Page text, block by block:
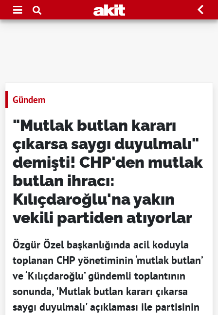
Gündem
"Mutlak butlan kararı
çıkarsa saygı duyulmalı"
demişti! CHP'den mutlak
butlan ihracı:
Kılıçdaroğlu'na yakın
vekili partiden atıyorlar
Özgür Özel başkanlığında acil koduyla
toplanan CHP yönetiminin ‘mutlak butlan’
ve ‘Kılıçdaroğlu’ gündemli toplantının
sonunda, 'Mutlak butlan kararı çıkarsa
saygı duyulmalı' açıklaması ile partisinin